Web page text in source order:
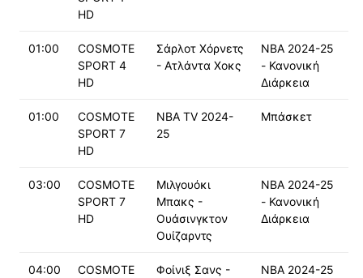
HD
01:00
COSMOTE
SPORT 4
HD
Σάρλοτ Χόρνετς
- Ατλάντα Χοκς
NBA 2024-25
- Κανονική
Διάρκεια
01:00
COSMOTE
SPORT 7
HD
NBA TV 2024-
25
Μπάσκετ
03:00
COSMOTE
SPORT 7
HD
Μιλγουόκι
Μπακς -
Ουάσινγκτον
Ουίζαρντς
NBA 2024-25
- Κανονική
Διάρκεια
04:00
COSMOTE
Φοίνιξ Σανς -
NBA 2024-25